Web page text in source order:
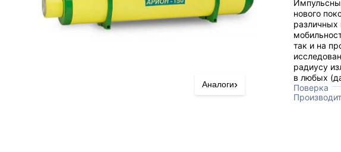
Аналоги›
нового
различных
так и на
радиусу
в любых
Поверка